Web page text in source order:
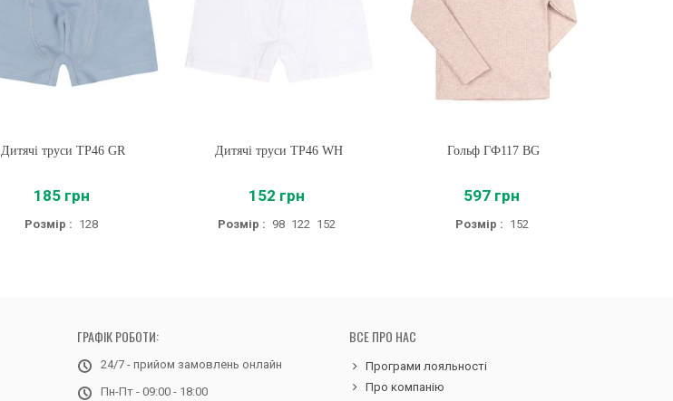
Купити
Дитячі труси ТР46 GR
185 грн
Розмір : 128
Купити
Дитячі труси ТР46 WH
152 грн
Розмір : 98 122 152
Купити
Гольф ГФ117 BG
597 грн
Розмір : 152
ГРАФІК РОБОТИ:
24/7 - прийом замовлень онлайн
Пн-Пт - 09:00 - 18:00
ВСЕ ПРО НАС
Програми лояльності
Про компанію